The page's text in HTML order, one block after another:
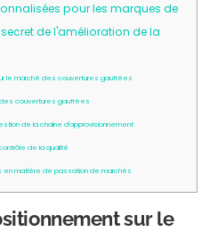
pour les marques de
de l'amélioration de la
le marché des couvertures gaufrées
couvertures gaufrées
de la chaîne d'approvisionnement
de la qualité
en matière de passation de marchés
sur le